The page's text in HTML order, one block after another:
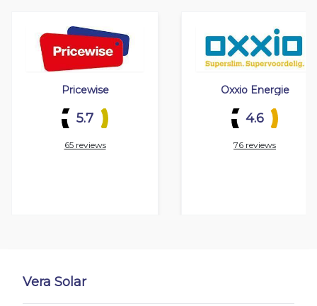
Vera Solar
Pricewise
5.7
65 reviews
Oxxio Energie
4.6
76 reviews